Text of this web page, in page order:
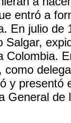
entró a
En julio de
Salgar,
Colombia.
como
y presentó
General